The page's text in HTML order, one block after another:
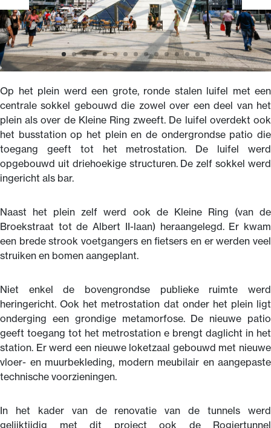
Op het plein werd een grote, ronde stalen luifel met een
centrale sokkel gebouwd die zowel over een deel van het
plein als over de Kleine Ring zweeft. De luifel overdekt ook
het busstation op het plein en de ondergrondse patio die
toegang geeft tot het metrostation. De luifel werd
opgebouwd uit driehoekige structuren. De zelf sokkel werd
ingericht als bar.
Naast het plein zelf werd ook de Kleine Ring (van de
Broekstraat tot de Albert II-laan) heraangelegd. Er kwam
een brede strook voetgangers en fietsers en er werden veel
struiken en bomen aangeplant.
Niet enkel de bovengrondse publieke ruimte werd
heringericht. Ook het metrostation dat onder het plein ligt
onderging een grondige metamorfose. De nieuwe patio
geeft toegang tot het metrostation e brengt daglicht in het
station. Er werd een nieuwe loketzaal gebouwd met nieuwe
vloer- en muurbekleding, modern meubilair en aangepaste
technische voorzieningen.
In het kader van de renovatie van de tunnels werd
gelijktijdig met dit project ook de Rogiertunnel